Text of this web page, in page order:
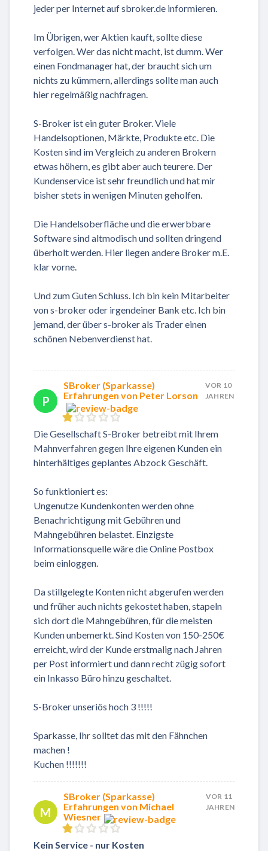
jeder per Internet auf sbroker.de informieren.
Im Übrigen, wer Aktien kauft, sollte diese
verfolgen. Wer das nicht macht, ist dumm. Wer
einen Fondmanager hat, der braucht sich um
nichts zu kümmern, allerdings sollte man auch
hier regelmäßig nachfragen.
S-Broker ist ein guter Broker. Viele
Handelsoptionen, Märkte, Produkte etc. Die
Kosten sind im Vergleich zu anderen Brokern
etwas höhern, es gibt aber auch teurere. Der
Kundenservice ist sehr freundlich und hat mir
bisher stets in wenigen Minuten geholfen.
Die Handelsoberfläche und die erwerbbare
Software sind altmodisch und sollten dringend
überholt werden. Hier liegen andere Broker m.E.
klar vorne.
Und zum Guten Schluss. Ich bin kein Mitarbeiter
von s-broker oder irgendeiner Bank etc. Ich bin
jemand, der über s-broker als Trader einen
schönen Nebenverdienst hat.
P
SBroker (Sparkasse)
Erfahrungen von Peter Lorson
VOR 10
JAHREN
Die Gesellschaft S-Broker betreibt mit Ihrem
Mahnverfahren gegen Ihre eigenen Kunden ein
hinterhältiges geplantes Abzock Geschäft.
So funktioniert es:
Ungenutze Kundenkonten werden ohne
Benachrichtigung mit Gebühren und
Mahngebühren belastet. Einzigste
Informationsquelle wäre die Online Postbox
beim einloggen.
Da stillgelegte Konten nicht abgerufen werden
und früher auch nichts gekostet haben, stapeln
sich dort die Mahngebühren, für die meisten
Kunden unbemerkt. Sind Kosten von 150-250€
erreicht, wird der Kunde erstmalig nach Jahren
per Post informiert und dann recht zügig sofort
ein Inkasso Büro hinzu geschaltet.
S-Broker unseriös hoch 3 !!!!!
Sparkasse, Ihr solltet das mit den Fähnchen
machen !
Kuchen !!!!!!!
M
SBroker (Sparkasse)
Erfahrungen von Michael
Wiesner
VOR 11
JAHREN
​Kein Service - nur Kosten